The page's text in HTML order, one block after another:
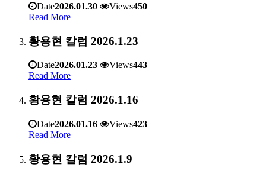
Date2026.01.30 Views450
Read More
황용현 칼럼 2026.1.23
Date2026.01.23 Views443
Read More
황용현 칼럼 2026.1.16
Date2026.01.16 Views423
Read More
황용현 칼럼 2026.1.9